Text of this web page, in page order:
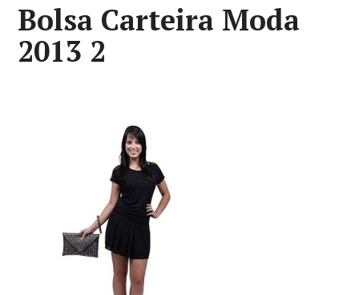
Bolsa Carteira Moda
2013 2